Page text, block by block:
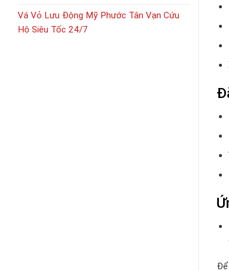
Vá Vỏ Lưu Động Mỹ Phước Tân Vạn Cứu
Hộ Siêu Tốc 24/7
Để